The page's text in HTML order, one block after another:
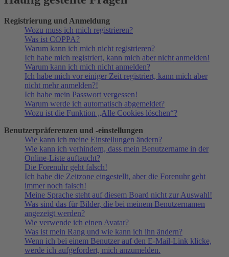
Registrierung und Anmeldung
Wozu muss ich mich registrieren?
Was ist COPPA?
Warum kann ich mich nicht registrieren?
Ich habe mich registriert, kann mich aber nicht anmelden!
Warum kann ich mich nicht anmelden?
Ich habe mich vor einiger Zeit registriert, kann mich aber
nicht mehr anmelden?!
Ich habe mein Passwort vergessen!
Warum werde ich automatisch abgemeldet?
Wozu ist die Funktion „Alle Cookies löschen“?
Benutzerpräferenzen und -einstellungen
Wie kann ich meine Einstellungen ändern?
Wie kann ich verhindern, dass mein Benutzername in der
Online-Liste auftaucht?
Die Forenuhr geht falsch!
Ich habe die Zeitzone eingestellt, aber die Forenuhr geht
immer noch falsch!
Meine Sprache steht auf diesem Board nicht zur Auswahl!
Was sind das für Bilder, die bei meinem Benutzernamen
angezeigt werden?
Wie verwende ich einen Avatar?
Was ist mein Rang und wie kann ich ihn ändern?
Wenn ich bei einem Benutzer auf den E-Mail-Link klicke,
werde ich aufgefordert, mich anzumelden.